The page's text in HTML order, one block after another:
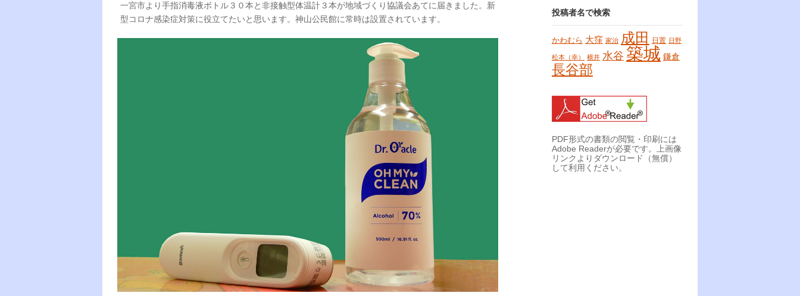
一宮市より手指消毒液ボトル３０本と非接触型体温計３本が地域づくり協議会あてに届きました。新
型コロナ感染症対策に役立てたいと思います。神山公民館に常時は設置されています。
投稿者名で検索
かわむら 大窪 家治 成田 日置 日野
松本（幸） 横井 水谷 築城 鎌倉
長谷部
PDF形式の書類の閲覧・印刷には
Adobe Readerが必要です。上画像
リンクよりダウンロード（無償）
して利用ください。